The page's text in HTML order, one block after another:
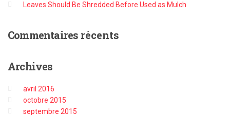
Leaves Should Be Shredded Before Used as Mulch
Commentaires récents
Archives
avril 2016
octobre 2015
septembre 2015